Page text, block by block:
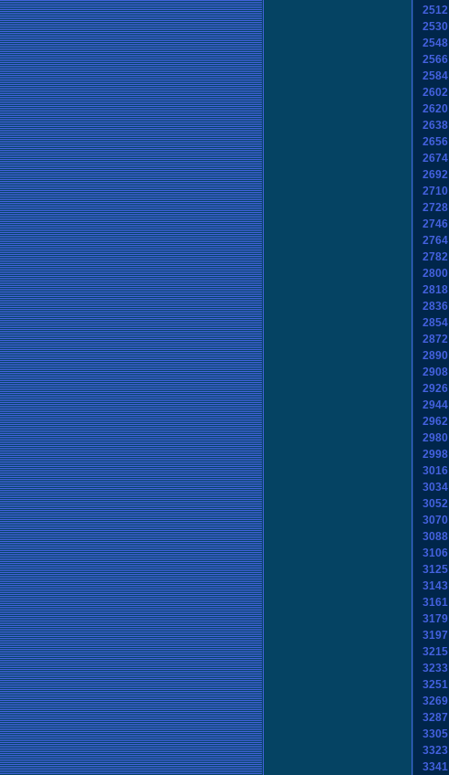
2512
2530
2548
2566
2584
2602
2620
2638
2656
2674
2692
2710
2728
2746
2764
2782
2800
2818
2836
2854
2872
2890
2908
2926
2944
2962
2980
2998
3016
3034
3052
3070
3088
3106
3125
3143
3161
3179
3197
3215
3233
3251
3269
3287
3305
3323
3341